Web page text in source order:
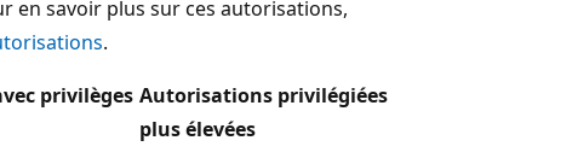
en savoir plus sur ces autorisations,
.
privilèges Autorisations privilégiées
plus élevées